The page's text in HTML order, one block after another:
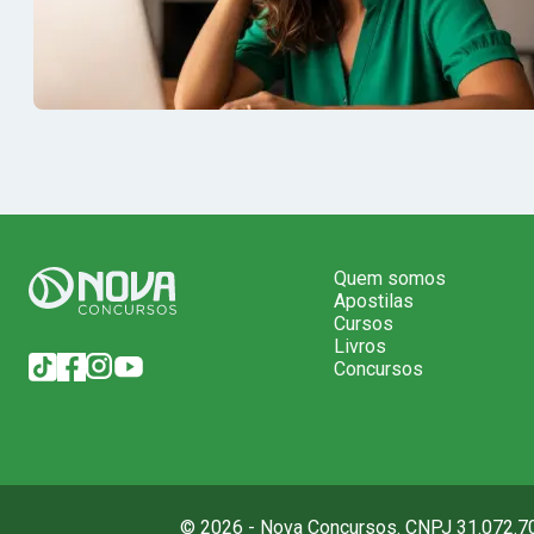
Quem somos
Apostilas
Cursos
Livros
Concursos
© 2026 - Nova Concursos. CNPJ